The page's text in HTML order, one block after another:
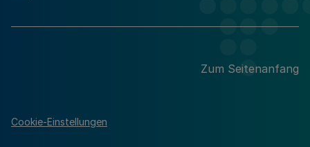
Zum Seitenanfang
Cookie-Einstellungen